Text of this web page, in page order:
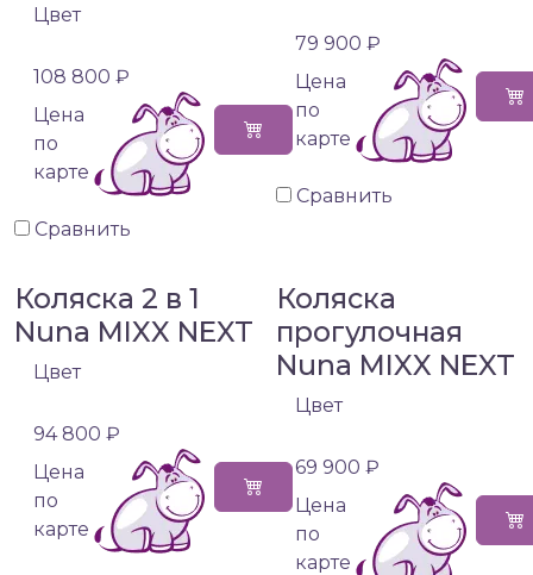
Цвет
108 800 ₽
Цена
по
карте
Сравнить
79 900 ₽
Цена
по
карте
Сравнить
Коляска 2 в 1
Nuna MIXX NEXT
Цвет
94 800 ₽
Цена
по
карте
Коляска
прогулочная
Nuna MIXX NEXT
Цвет
69 900 ₽
Цена
по
карте